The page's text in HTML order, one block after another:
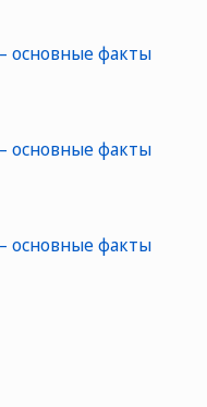
основные факты
основные факты
основные факты